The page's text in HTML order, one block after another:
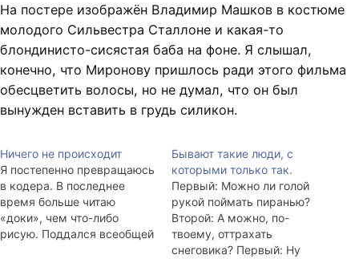
На постере изображён Владимир Машков в костюме
молодого Сильвестра Сталлоне и какая-то
блондинисто-сисястая баба на фоне. Я слышал,
конечно, что Миронову пришлось ради этого фильма
обесцветить волосы, но не думал, что он был
вынужден вставить в грудь силикон.
Ничего не происходит
Я постепенно превращаюсь
в кодера. В последнее
время больше читаю
«доки», чем что-либо
рисую. Поддался всеобщей
Бывают такие люди, с
которыми только так.
Первый: Можно ли голой
рукой поймать пиранью?
Второй: А можно, по-
твоему, оттрахать
снеговика? Первый: Ну